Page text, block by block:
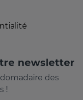
newsletter
des
!